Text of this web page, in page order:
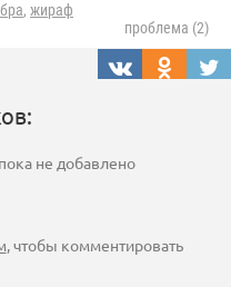
, жираф
проблема (2)
не добавлено
, чтобы комментировать